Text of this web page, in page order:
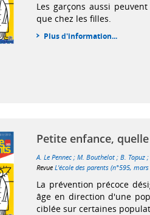
Les garçons aussi
que chez les filles.
Plus d'information...
Petite enfance,
A. Le Pennec ;M. Bouthelot ;B. Topuz
RevueL'école des parents (n°595,
La prévention précoce
âge en direction d'une
ciblée sur certaines